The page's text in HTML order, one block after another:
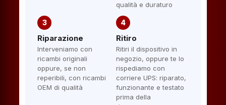
qualità e duraturo
3
Riparazione
Interveniamo con
ricambi originali
oppure, se non
reperibili, con ricambi
OEM di qualità
4
Ritiro
Ritiri il dispositivo in
negozio, oppure te lo
rispediamo con
corriere UPS: riparato,
funzionante e testato
prima della